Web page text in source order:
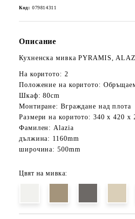
Код: 079814311
Описание
Кухненска мивка PYRAMIS,
На коритото: 2
Положение на коритото:
Шкаф: 80cm
Монтиране: Вграждане над плота
Размери на коритото: 340 x 420 x
Фамилен: Alazia
дължина: 1160mm
широчина: 500mm
Цвят на мивка: